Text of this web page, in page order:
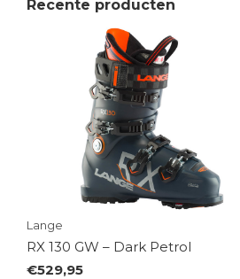
Recente producten
Lange
RX 130 GW – Dark Petrol
€529,95